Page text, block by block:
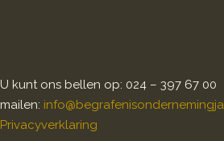
U kunt ons bellen op: 024 – 397 67 00
mailen:
Privacyverklaring